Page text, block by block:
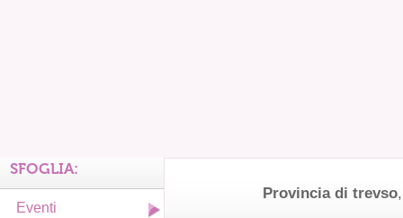
Provincia di trevso
SFOGLIA:
Eventi